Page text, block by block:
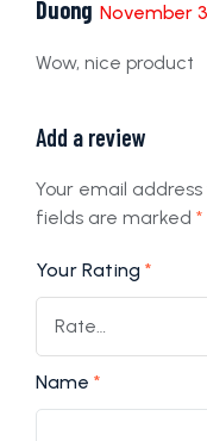
Duong November
Wow, nice product
Add a review
Your email
fields are marked *
Your Rating*
Name *